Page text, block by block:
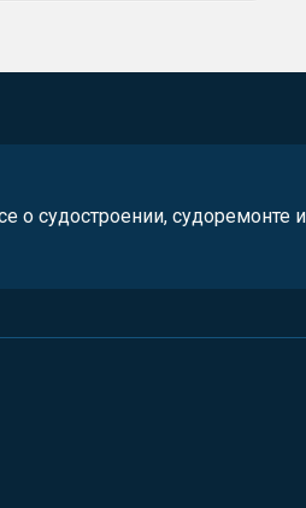
о судостроении, судоремонте